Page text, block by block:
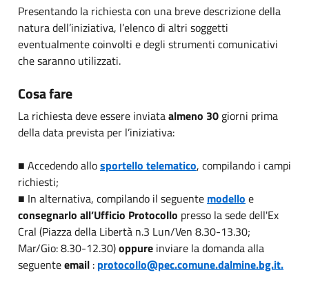
Presentando la richiesta con una breve descrizione della
natura dell’iniziativa, l’elenco di altri soggetti
eventualmente coinvolti e degli strumenti comunicativi
che saranno utilizzati.
Cosa fare
La richiesta deve essere inviataalmeno 30 giorni prima
della data prevista per l’iniziativa:
■ Accedendo allosportello telematico, compilando i campi
richiesti;
■ In alternativa, compilando il seguente modello e
consegnarlo all’Ufficio Protocollo presso la sede dell'Ex
Cral (Piazza della Libertà n.3 Lun/Ven 8.30-13.30;
Mar/Gio: 8.30-12.30)oppure inviare la domanda alla
seguenteemail : protocollo@pec.comune.dalmine.bg.it.